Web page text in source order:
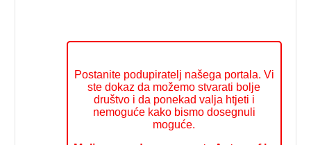
Postanite podupiratelj našega portala. Vi
ste dokaz da možemo stvarati bolje
društvo i da ponekad valja htjeti i
nemoguće kako bismo dosegnuli
moguće.